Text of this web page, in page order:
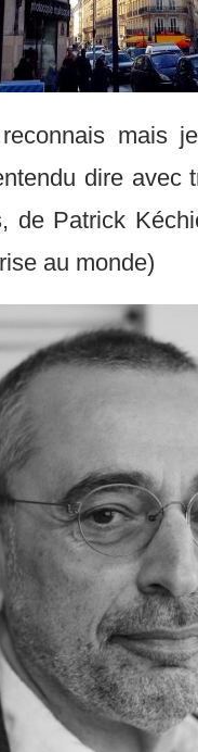
mais
dire
de Patrick
au monde)